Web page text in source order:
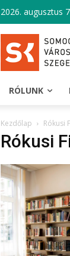
2026. augusztus
RÓLUNK
Kezdőlap Rókusi
Rókusi